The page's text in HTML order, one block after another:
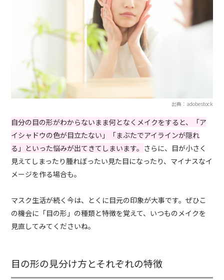
出典：adobestock
自分の目の形がわからないまま何となくメイクをすると、「ア
イシャドウの色が目立たない」「まぶたでアイラインが隠れ
る」といった悩みが出てきてしまいます。 さらに、目が小さく
見えてしまったり腫れぼったい見た目になったり、マイナスなイ
メージを作る場合も。
マスク生活が続く今は、とくに目元の印象が大事です。ぜひこ
の機会に「目の形」の種類と特徴を覚えて、いつものメイクを
見直してみてくださいね。
目の形の見分け方とそれぞれの特徴